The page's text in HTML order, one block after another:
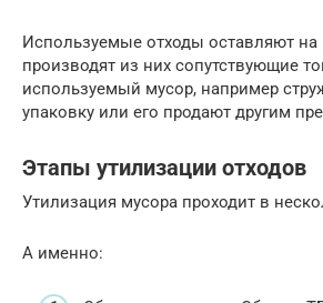
Используемые отходы оставляют на
производят из них сопутствующие
используемый мусор, например
упаковку или его продают другим
Этапы утилизации отходов
Утилизация мусора проходит в
А именно: